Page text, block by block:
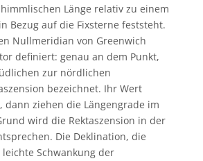
Länge relativ zu einem
Bezug auf die Fixsterne feststeht.
Nullmeridian von Greenwich
definiert: genau an dem Punkt,
zur nördlichen
bezeichnet. Ihr Wert
ziehen die Längengrade im
wird die Rektaszension in der
Die Deklination, die
Schwankung der